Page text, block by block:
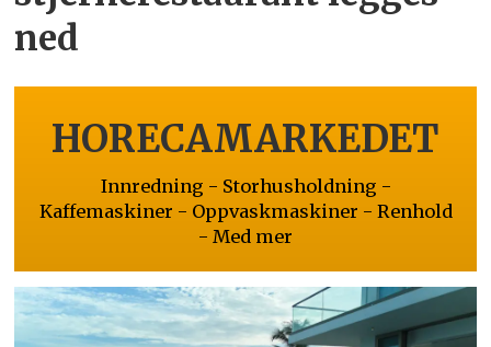
ned
HORECAMARKEDET
Innredning - Storhusholdning -
Kaffemaskiner - Oppvaskmaskiner - Renhold
- Med mer